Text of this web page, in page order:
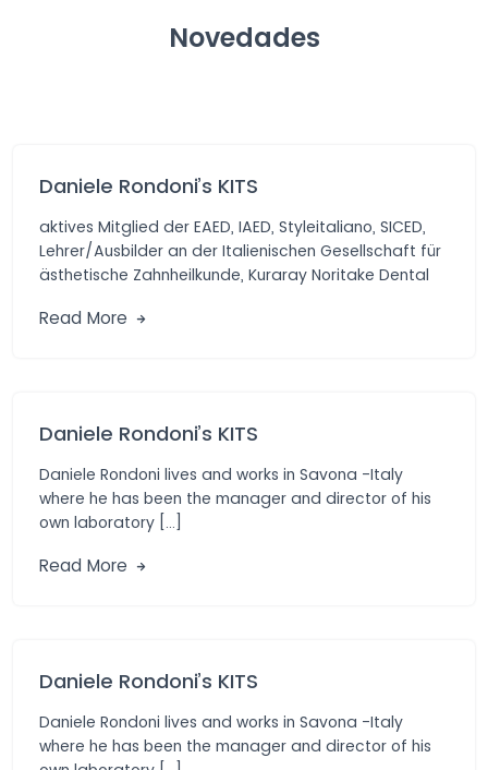
Novedades
Daniele Rondoni’s KITS
aktives Mitglied der EAED, IAED, Styleitaliano, SICED,
Lehrer/Ausbilder an der Italienischen Gesellschaft für
ästhetische Zahnheilkunde, Kuraray Noritake Dental
Read More
Daniele Rondoni’s KITS
Daniele Rondoni lives and works in Savona -Italy
where he has been the manager and director of his
own laboratory […]
Read More
Daniele Rondoni’s KITS
Daniele Rondoni lives and works in Savona -Italy
where he has been the manager and director of his